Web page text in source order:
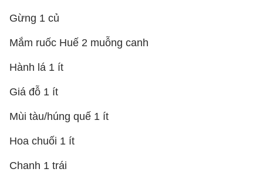
Gừng 1 củ
Mắm ruốc Huế 2 muỗng canh
Hành lá 1 ít
Giá đỗ 1 ít
Mùi tàu/húng quế 1 ít
Hoa chuối 1 ít
Chanh 1 trái